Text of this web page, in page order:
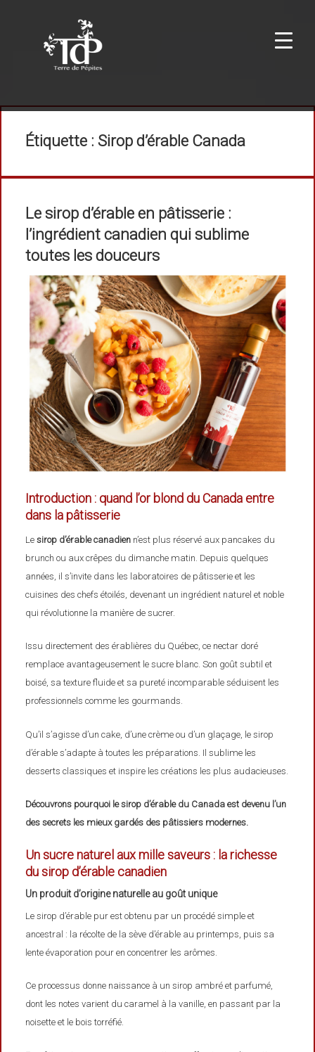
Étiquette :Sirop d’érable Canada
Le sirop d’érable en pâtisserie :
l’ingrédient canadien qui sublime
toutes les douceurs
Introduction : quand l’or blond du Canada entre
dans la pâtisserie
Lesirop d’érable canadien n’est plus réservé aux pancakes du
brunch ou aux crêpes du dimanche matin. Depuis quelques
années, il s’invite dans les laboratoires de pâtisserie et les
cuisines des chefs étoilés, devenant un ingrédient naturel et noble
qui révolutionne la manière de sucrer.
Issu directement des érablières du Québec, ce nectar doré
remplace avantageusement le sucre blanc. Son goût subtil et
boisé, sa texture fluide et sa pureté incomparable séduisent les
professionnels comme les gourmands.
Qu’il s’agisse d’un cake, d’une crème ou d’un glaçage, le sirop
d’érable s’adapte à toutes les préparations. Il sublime les
desserts classiques et inspire les créations les plus audacieuses.
Découvrons pourquoi le sirop d’érable du Canada est devenu l’un
des secrets les mieux gardés des pâtissiers modernes.
Un sucre naturel aux mille saveurs : la richesse
du sirop d’érable canadien
Un produit d’origine naturelle au goût unique
Le sirop d’érable pur est obtenu par un procédé simple et
ancestral : la récolte de la sève d’érable au printemps, puis sa
lente évaporation pour en concentrer les arômes.
Ce processus donne naissance à un sirop ambré et parfumé,
dont les notes varient du caramel à la vanille, en passant par la
noisette et le bois torréfié.